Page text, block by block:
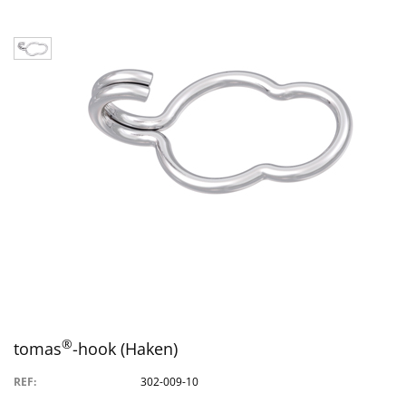
tomas®-hook (Haken)
REF:
302-009-10